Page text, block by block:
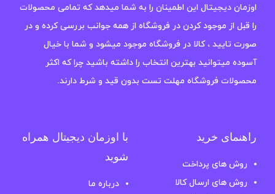
اوزمان دیجیتال این اطمینان را به شما میدهد که تمامی محصولات
را قبل از موجود کردن در فروشگاه از همه جوانب بررسی کرده و در
صورت تایید ، کالا در فروشگاه موجود میشود و شما با خیال
آسوده میتوانید بهترین انتخاب را داشته باشید چرا که اکثر
محصولات فروشگاه مهلت تست بدون قید و شرط دارند.
راهنمای خرید
روش های پرداخت
روش های ارسال کالا
با اوزمان دیجیتال همراه
شوید
درباره ما